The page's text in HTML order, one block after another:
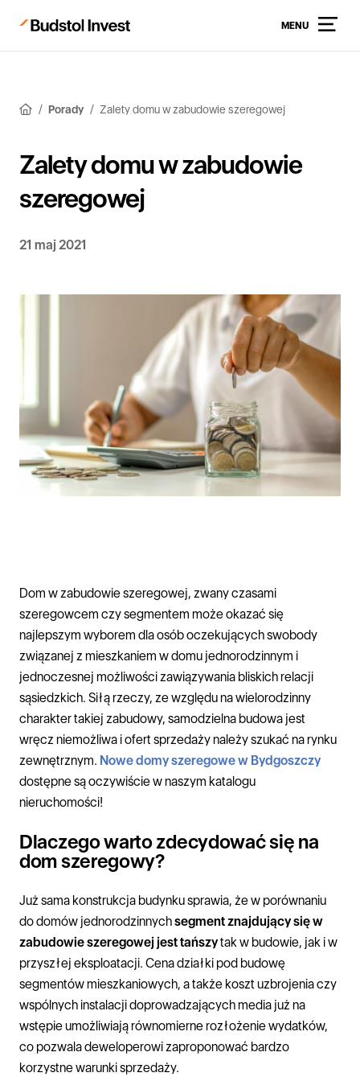
MENU
Porady Zalety domu w zabudowie szeregowej
Zalety domu w zabudowie
szeregowej
21 maj 2021
Dom w zabudowie szeregowej, zwany czasami
szeregowcem czy segmentem może okazać się
najlepszym wyborem dla osób oczekujących swobody
związanej z mieszkaniem w domu jednorodzinnym i
jednoczesnej możliwości zawiązywania bliskich relacji
sąsiedzkich. Siłą rzeczy, ze względu na wielorodzinny
charakter takiej zabudowy, samodzielna budowa jest
wręcz niemożliwa i ofert sprzedaży należy szukać na rynku
zewnętrznym. Nowe domy szeregowe w Bydgoszczy
dostępne są oczywiście w naszym katalogu
nieruchomości!
Dlaczego warto zdecydować się na
dom szeregowy?
Już sama konstrukcja budynku sprawia, że w porównaniu
do domów jednorodzinnychsegment znajdujący się w
zabudowie szeregowej jest tańszytak w budowie, jak i w
przyszłej eksploatacji. Cena działki pod budowę
segmentów mieszkaniowych, a także koszt uzbrojenia czy
wspólnych instalacji doprowadzających media już na
wstępie umożliwiają równomierne rozłożenie wydatków,
co pozwala deweloperowi zaproponować bardzo
korzystne warunki sprzedaży.